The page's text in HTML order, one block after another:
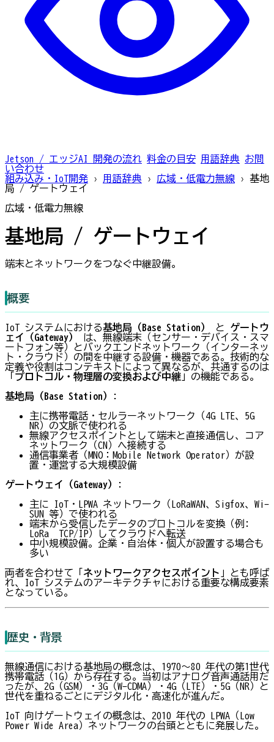
Jetson / エッジAI 開発の流れ 料金の目安 用語辞典 お問
い合わせ
組み込み・IoT開発
› 用語辞典 › 広域・低電力無線 ›
基地
局 / ゲートウェイ
広域・低電力無線
基地局 / ゲートウェイ
端末とネットワークをつなぐ中継設備。
概要
IoT システムにおける基地局（Base Station） と ゲートウ
ェイ（Gateway）
は、無線端末（センサー・デバイス・スマ
ートフォン等）とバックエンドネットワーク（インターネッ
ト・クラウド）の間を中継する設備・機器である。技術的な
定義や役割はコンテキストによって異なるが、共通するのは
「プロトコル・物理層の変換および中継 」の機能である。
基地局（Base Station）
:
主に携帯電話・セルラーネットワーク（4G LTE、5G
NR）の文脈で使われる
無線アクセスポイントとして端末と直接通信し、コア
ネットワーク（CN）へ接続する
通信事業者（MNO：Mobile Network Operator）が設
置・運営する大規模設備
ゲートウェイ（Gateway）
:
主に IoT・LPWA ネットワーク（LoRaWAN、Sigfox、Wi-
SUN 等）で使われる
端末から受信したデータのプロトコルを変換（例:
LoRa → TCP/IP）してクラウドへ転送
中小規模設備。企業・自治体・個人が設置する場合も
多い
両者を合わせて「ネットワークアクセスポイント 」とも呼ば
れ、IoT システムのアーキテクチャにおける重要な構成要素
となっている。
歴史・背景
無線通信における基地局の概念は、1970〜80 年代の第1世代
携帯電話（1G）から存在する。当初はアナログ音声通話用だ
ったが、2G（GSM）・3G（W-CDMA）・4G（LTE）・5G（NR）と
世代を重ねるごとにデジタル化・高速化が進んだ。
IoT 向けゲートウェイの概念は、2010 年代の LPWA（Low
Power Wide Area）ネットワークの台頭とともに発展した。